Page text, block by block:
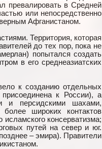
превалировать в Средней
или непосредственно
Афганистаном.
Территория, которая
до тех пор, пока не
попытался создать
в его среднеазиатских
к созданию отдельных
к России), а
и персидскими шахами,
более широких контактов
консерватизма;
путей на север и юг.
– эмира). Правители